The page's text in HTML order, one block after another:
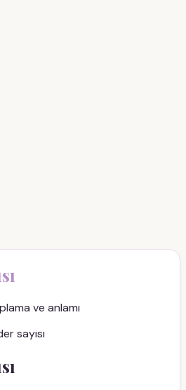
ve anlamı
sayısı